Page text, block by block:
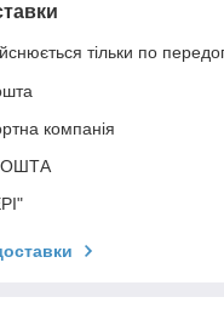
тільки по
компанія